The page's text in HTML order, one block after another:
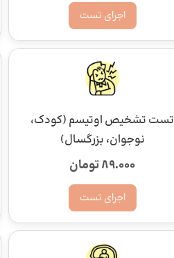
اجرای تست
تست تشخیص اوتیسم (کودک،
نوجوان، بزرگسال)
89.000 تومان
اجرای تست